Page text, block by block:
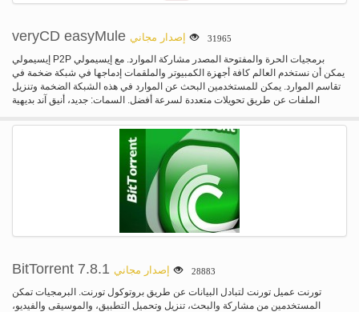
veryCD easyMule إصدار مجاني 31965
إيسيمولي P2P برمجيات الحرة والمفتوحة المصدر مشاركة الموارد. مع إيسيمولي
يمكن أن نستخدم العالم كافة أجهزة الكمبيوتر والملقمات إدماجها في شبكة ضخمة في
تقاسم الموارد. يمكن للمستخدمين البحث عن الموارد في هذه الشبكة الضخمة وتنزيل
الملفات عن طريق تحويلات متعددة لسرعة أفضل. السمات: جديد، أنيق آند بديهية
للقرص حماية محرك القرص الثابت. بنيت ميزة بروتوكول موتى.
BitTorrent 7.8.1 إصدار مجاني 28883
تورنت عميل تورنت لتبادل البيانات عن طريق بروتوكول تورنت. البرمجيات تمكن
المستخدمين من مشاركة والبحث، تنزيل وتحميل التطبيق، والموسيقى والفيديو،